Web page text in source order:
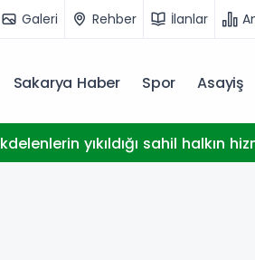
Galeri Rehber İlanlar
Sakarya Haber Spor Asayiş
yıkıldığı sahil halkın